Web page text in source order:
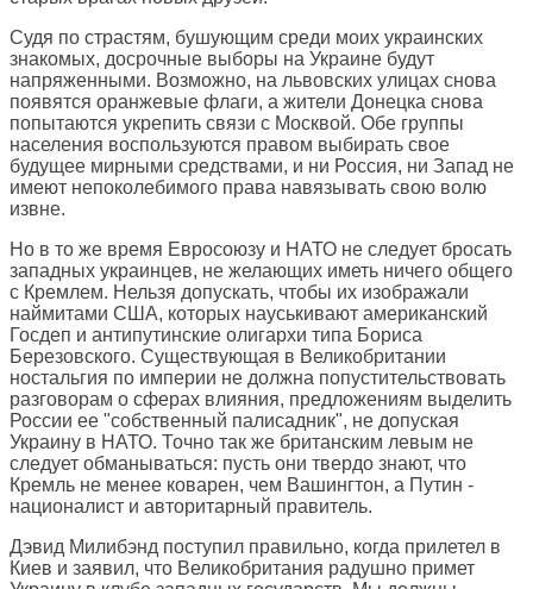
Судя по страстям, бушующим среди моих украинских
знакомых, досрочные выборы на Украине будут
напряженными. Возможно, на львовских улицах снова
появятся оранжевые флаги, а жители Донецка снова
попытаются укрепить связи с Москвой. Обе группы
населения воспользуются правом выбирать свое
будущее мирными средствами, и ни Россия, ни Запад не
имеют непоколебимого права навязывать свою волю
извне.
Но в то же время Евросоюзу и НАТО не следует бросать
западных украинцев, не желающих иметь ничего общего
с Кремлем. Нельзя допускать, чтобы их изображали
наймитами США, которых науськивают американский
Госдеп и антипутинские олигархи типа Бориса
Березовского. Существующая в Великобритании
ностальгия по империи не должна попустительствовать
разговорам о сферах влияния, предложениям выделить
России ее "собственный палисадник", не допуская
Украину в НАТО. Точно так же британским левым не
следует обманываться: пусть они твердо знают, что
Кремль не менее коварен, чем Вашингтон, а Путин -
националист и авторитарный правитель.
Дэвид Милибэнд поступил правильно, когда прилетел в
Киев и заявил, что Великобритания радушно примет